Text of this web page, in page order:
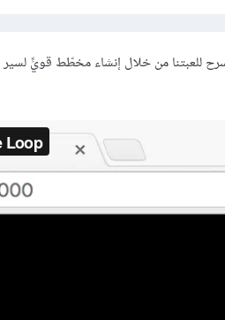
للعبتنا من خلال إنشاء مخطّط قويٍّ